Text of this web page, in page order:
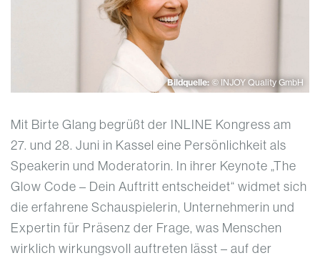
Bildquelle: © INJOY Quality GmbH
Mit Birte Glang begrüßt der INLINE Kongress am
27. und 28. Juni in Kassel eine Persönlichkeit als
Speakerin und Moderatorin. In ihrer Keynote „The
Glow Code – Dein Auftritt entscheidet“ widmet sich
die erfahrene Schauspielerin, Unternehmerin und
Expertin für Präsenz der Frage, was Menschen
wirklich wirkungsvoll auftreten lässt – auf der